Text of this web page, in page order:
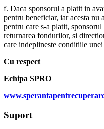
f. Daca sponsorul a platit in
pentru beneficiar, iar acesta nu
pentru care s-a platit,
returnarea fondurilor, si
care indeplineste conditiile
Cu respect
Echipa SPRO
Suport